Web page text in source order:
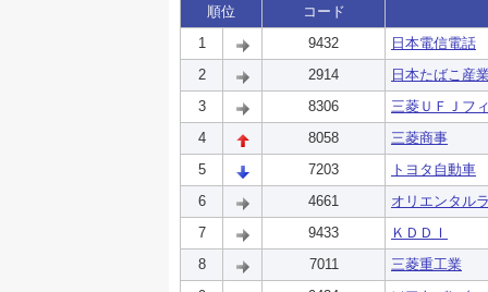
順位
コード
1
9432
日本電信電話
2
2914
日本たばこ産
3
8306
三菱ＵＦＪフ
4
8058
三菱商事
5
7203
トヨタ自動車
6
4661
オリエンタル
7
9433
ＫＤＤＩ
8
7011
三菱重工業